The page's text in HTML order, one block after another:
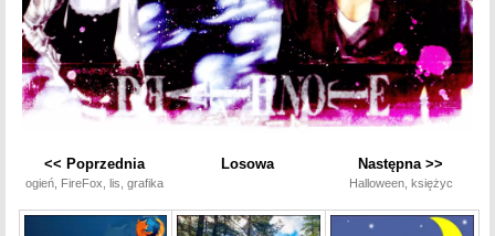
<< Poprzednia
ogień, FireFox, lis, grafika
Losowa Następna >>
Halloween, księżyc